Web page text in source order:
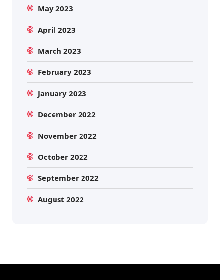
May 2023
April 2023
March 2023
February 2023
January 2023
December 2022
November 2022
October 2022
September 2022
August 2022